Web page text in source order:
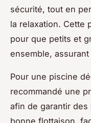
sécurité, tout en
la relaxation. Cette
pour que petits et
ensemble,
Pour une piscine
recommandé une
afin de garantir
bonne flottaison,